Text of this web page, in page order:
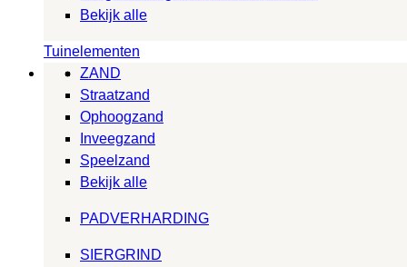
Bekijk alle
Tuinelementen
ZAND
Straatzand
Ophoogzand
Inveegzand
Speelzand
Bekijk alle
PADVERHARDING
SIERGRIND